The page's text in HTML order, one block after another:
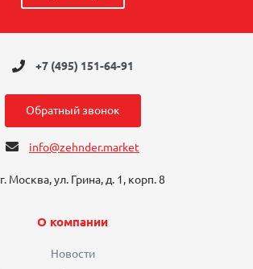
+7 (495) 151-64-91
Обратный звонок
info@zehnder.market
г. Москва, ул. Грина, д. 1, корп. 8
О компании
Новости